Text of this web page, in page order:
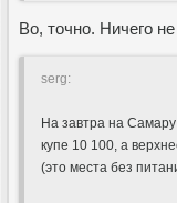
Во, точно. Ничего
serg:
На завтра на
купе 10 100, а
(это места без